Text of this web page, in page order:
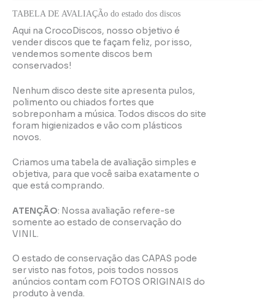
TABELA DE AVALIAÇÃo do estado dos discos
Aqui na CrocoDiscos, nosso objetivo é
vender discos que te façam feliz, por isso,
vendemos somente discos bem
conservados!
Nenhum disco deste site apresenta pulos,
polimento ou chiados fortes que
sobreponham a música. Todos discos do site
foram higienizados e vão com plásticos
novos.
Criamos uma tabela de avaliação simples e
objetiva, para que você saiba exatamente o
que está comprando.
ATENÇÃO: Nossa avaliação refere-se
somente ao estado de conservação do
VINIL.
O estado de conservação das CAPAS pode
ser visto nas fotos, pois todos nossos
anúncios contam com FOTOS ORIGINAIS do
produto à venda.